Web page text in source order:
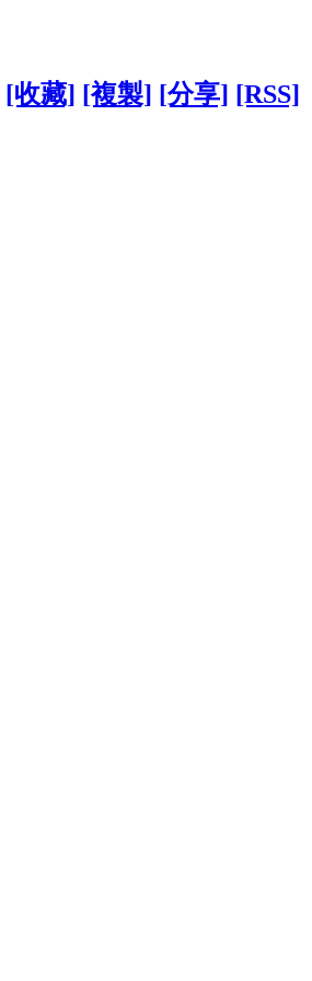
[收藏] [複製] [分享] [RSS]